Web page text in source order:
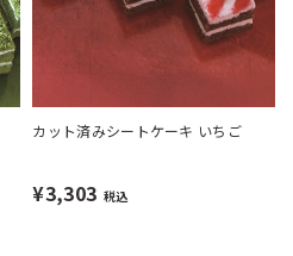
カット済みシートケーキ いちご
¥3,303 税込